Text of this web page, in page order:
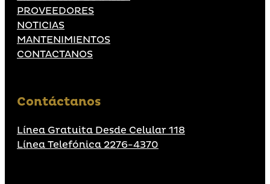
PROVEEDORES
NOTICIAS
MANTENIMIENTOS
CONTACTANOS
Contáctanos
Línea Gratuita Desde Celular 118
Línea Telefónica 2276-4370